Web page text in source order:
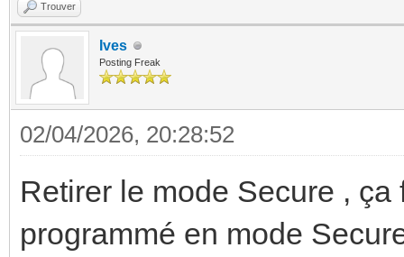
Trouver
Ives
Posting Freak
02/04/2026, 20:28:52
Retirer le mode Secure ,
programmé en mode